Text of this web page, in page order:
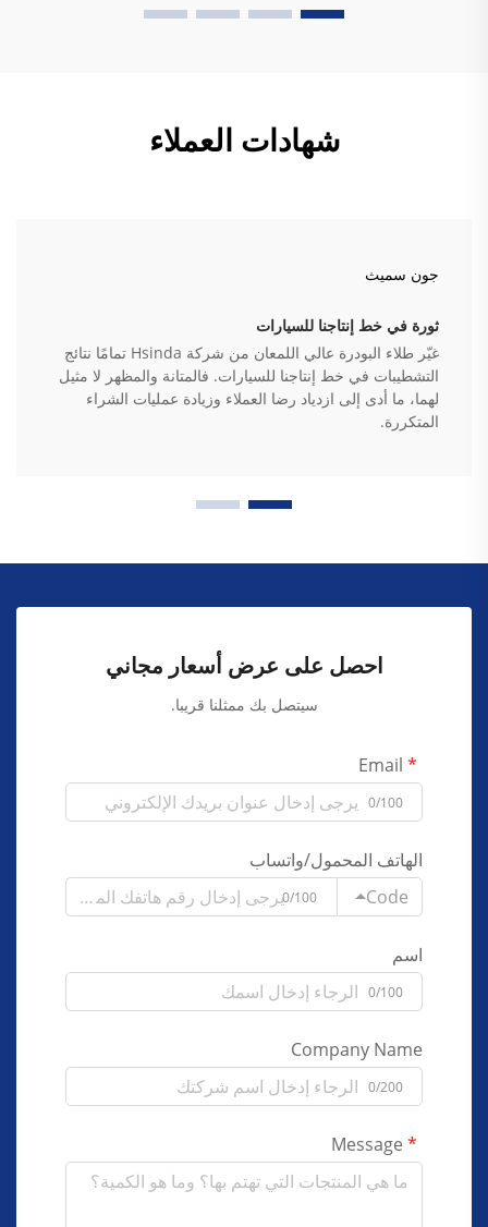
شهادات العملاء
جون سميث
ثورة في خط إنتاجنا للسيارات
غيّر طلاء البودرة عالي اللمعان من شركة Hsinda تمامًا نتائج
التشطيبات في خط إنتاجنا للسيارات. فالمتانة والمظهر لا مثيل
لهما، ما أدى إلى ازدياد رضا العملاء وزيادة عمليات الشراء
المتكررة.
احصل على عرض أسعار مجاني
سيتصل بك ممثلنا قريبا.
0/100
الهاتف المحمول/واتساب
Code
0/100
اسم
0/100
Company Name
0/200